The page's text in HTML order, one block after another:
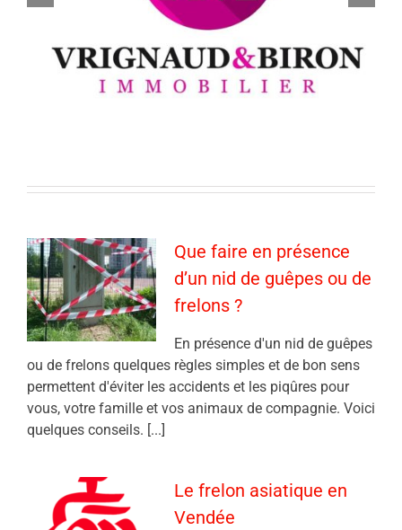
Que faire en présence
d’un nid de guêpes ou de
frelons ?
En présence d'un nid de guêpes
ou de frelons quelques règles simples et de bon sens
permettent d'éviter les accidents et les piqûres pour
vous, votre famille et vos animaux de compagnie. Voici
quelques conseils. [...]
Le frelon asiatique en
Vendée